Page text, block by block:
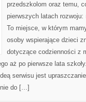
przedszkolom oraz temu,
pierwszych latach
To miejsce, w którym
osoby wspierające dzieci
dotyczące codzienności z
aż po pierwsze lata
serwisu jest
do […]